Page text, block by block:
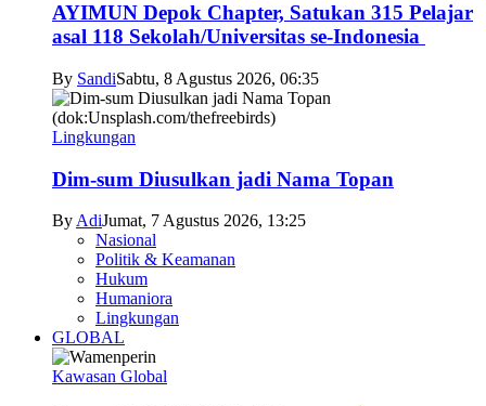
AYIMUN Depok Chapter, Satukan 315 Pelajar
asal 118 Sekolah/Universitas se-Indonesia
By SandiSabtu, 8 Agustus 2026, 06:35
Lingkungan
Dim-sum Diusulkan jadi Nama Topan
By AdiJumat, 7 Agustus 2026, 13:25
Nasional
Politik & Keamanan
Hukum
Humaniora
Lingkungan
GLOBAL
Kawasan Global